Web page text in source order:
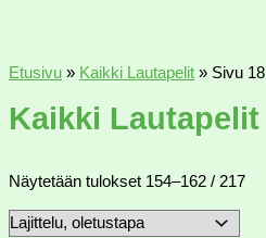
Etusivu » Kaikki Lautapelit » Sivu 18
Kaikki Lautapelit
Näytetään tulokset 154–162 / 217